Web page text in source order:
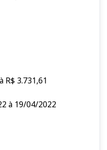
R$ 3.731,61
à 19/04/2022